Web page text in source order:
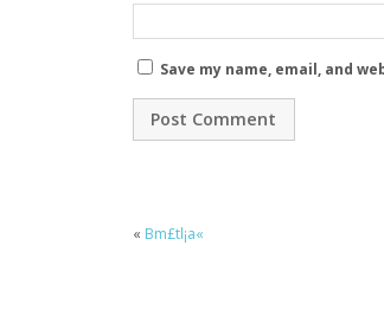
Save my name, email, and
« Bm£tl¡a«